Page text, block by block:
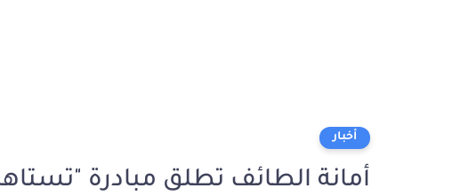
أخبار
أمانة الطائف تطلق مبادرة